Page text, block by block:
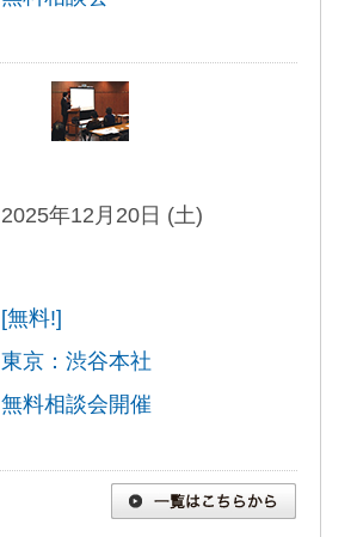
2025年12月20日 (土)
[無料!]
東京：渋谷本社
無料相談会開催